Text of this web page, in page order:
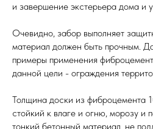
и завершение экстерьера дома и
Очевидно, забор выполняет
материал должен быть прочным.
примеры применения
данной цели - ограждения
Толщина доски из фиброцемента
стойкий к влаге и огню, морозу и
тонкий бетонный материал, не